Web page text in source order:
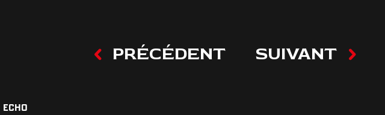
PRÉCÉDENT SUIVANT
ECHO